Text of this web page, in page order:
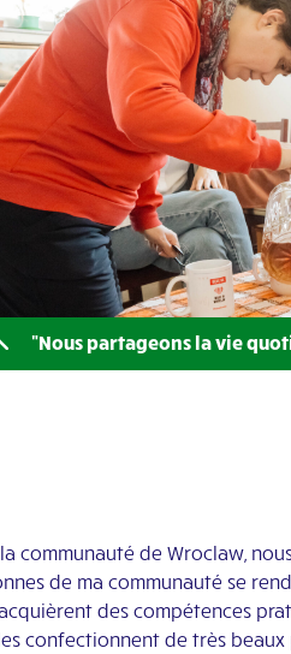
"Nous partageons la vie
la communauté de Wroclaw,
de ma communauté se
des compétences
confectionnent de très beaux